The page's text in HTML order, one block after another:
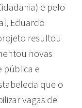
e pelo
Eduardo
resultou
novas
pública e
que o
vagas de